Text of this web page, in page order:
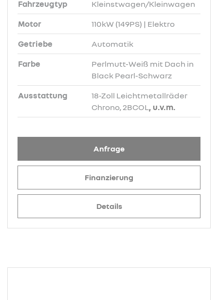
Fahrzeugtyp Kleinstwagen/Kleinwagen
Motor 110kW (149PS) | Elektro
Getriebe Automatik
Farbe
Perlmutt-Weiß mit Dach in
Black Pearl-Schwarz
Ausstattung
18-Zoll Leichtmetallräder
Chrono, 2BCOL, u.v.m.
Anfrage
Finanzierung
Details